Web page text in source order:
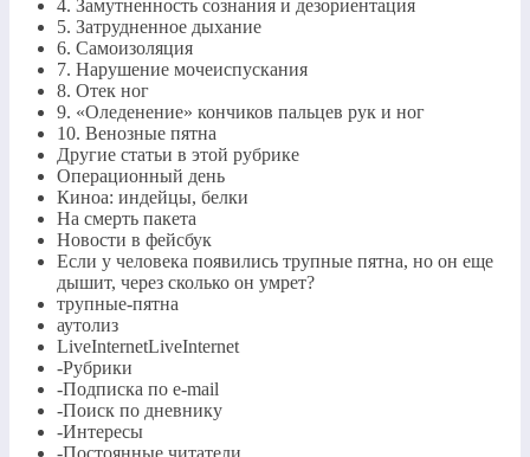
4. Замутненность сознания и дезориентация
5. Затрудненное дыхание
6. Самоизоляция
7. Нарушение мочеиспускания
8. Отек ног
9. «Оледенение» кончиков пальцев рук и ног
10. Венозные пятна
Другие статьи в этой рубрике
Операционный день
Киноа: индейцы, белки
На смерть пакета
Новости в фейсбук
Если у человека появились трупные пятна, но он еще
дышит, через сколько он умрет?
трупные-пятна
аутолиз
LiveInternetLiveInternet
-Рубрики
-Подписка по e-mail
-Поиск по дневнику
-Интересы